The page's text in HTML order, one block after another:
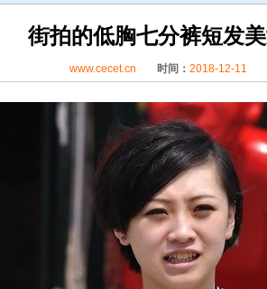
街拍的低胸七分裤短发
www.cecet.cn 时间： 2018-12-11